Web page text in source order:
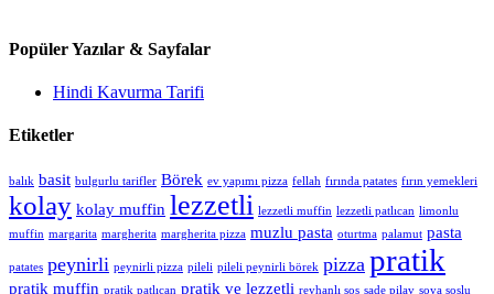
Popüler Yazılar & Sayfalar
Hindi Kavurma Tarifi
Etiketler
balık basit bulgurlu tarifler Börek ev yapımı pizza fellah fırında patates fırın yemekleri
kolay kolay muffin lezzetli lezzetli muffin lezzetli patlıcan limonlu
muffin margarita margherita margherita pizza muzlu pasta oturtma palamut pasta
patates peynirli peynirli pizza pileli pileli peynirli börek pizza pratik
pratik muffin pratik patlıcan pratik ve lezzetli reyhanlı sos sade pilav soya soslu